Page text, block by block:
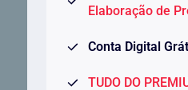
Elaboração de
Conta Digital
TUDO DO